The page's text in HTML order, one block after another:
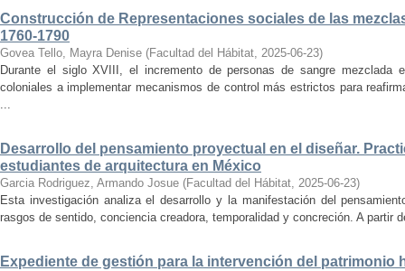
Construcción de Representaciones sociales de las
1760-1790
Govea Tello, Mayra Denise (Facultad del Hábitat, 2025-06-23)
Durante el siglo XVIII, el incremento de personas de sangre
coloniales a implementar mecanismos de control más estrictos para
...
Desarrollo del pensamiento proyectual en el diseñar.
estudiantes de arquitectura en México
Garcia Rodriguez, Armando Josue (Facultad del Hábitat, 2025-06-23)
Esta investigación analiza el desarrollo y la manifestación del
rasgos de sentido, conciencia creadora, temporalidad y concreción. A partir
Expediente de gestión para la intervención del patrimonio